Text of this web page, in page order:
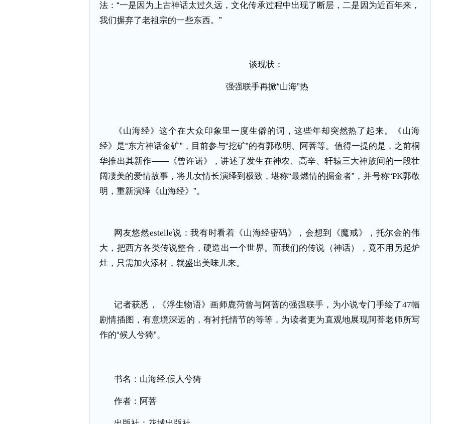
法：“一是因为上古神话太过久远，文化传承过程中出现了断层，二是因为近百年来，
我们摒弃了老祖宗的一些东西。”
谈现状：
强强联手再掀“山海”热
《山海经》这个在大众印象里一度生僻的词，这些年却突然热了起来。《山海
经》是“东方神话金矿”，目前参与“挖矿”的有郭敬明、阿菩等。值得一提的是，之前桐
华推出其新作——《曾许诺》，讲述了发生在神农、高辛、轩辕三大神族间的一段壮
阔凄美的爱情故事，将儿女情长演绎到极致，堪称“最燃情的掘金者”，并号称“PK郭敬
明，重新演绎《山海经》”。
网友悠然estelle说：我有时看着《山海经密码》，会想到《魔戒》，托尔金的伟
大，把西方各类传说整合，硬造出一个世界。而我们的传说（神话），竟不用另起炉
灶，只需加火添材，就盛出美味儿来。
记者获悉，《浮生物语》画师鹿菏曾与阿菩的强强联手，为小说专门手绘了47幅
剧情插图，有意境深远的，有衬托情节的等等，为读者更为直观地展现阿菩老师所写
作的“候人兮猗”。
书名：山海经.候人兮猗
作者：阿菩